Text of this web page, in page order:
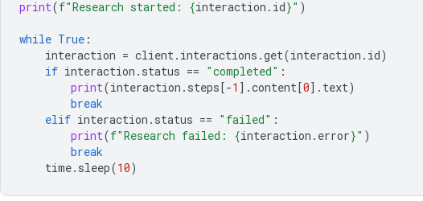
print(f"Research started: {interaction . id}" )
while True :
interaction = client. interactions .get(interaction . id)
if interaction . status == "completed" :
print(interaction . steps[-1 ] .content[0] . text)
break
elif interaction . status == "failed" :
print(f"Research failed: {interaction . error}" )
break
time. sleep(10)